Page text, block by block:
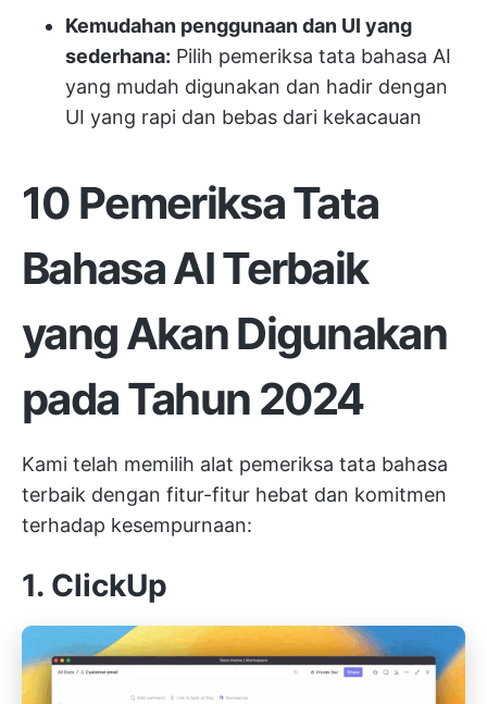
Kemudahan penggunaan dan UI yang
sederhana: Pilih pemeriksa tata bahasa AI
yang mudah digunakan dan hadir dengan
UI yang rapi dan bebas dari kekacauan
10 Pemeriksa Tata
Bahasa AI Terbaik
yang Akan Digunakan
pada Tahun 2024
Kami telah memilih alat pemeriksa tata bahasa
terbaik dengan fitur-fitur hebat dan komitmen
terhadap kesempurnaan:
1. ClickUp